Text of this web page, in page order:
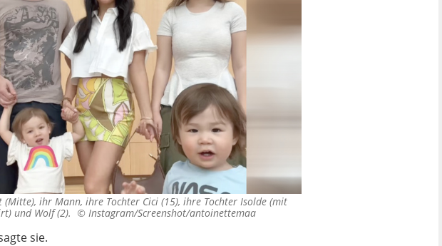
ihr Mann, ihre Tochter Cici (15), ihre Tochter Isolde (mit
und Wolf (2). © Instagram/Screenshot/antoinettemaa
sie.